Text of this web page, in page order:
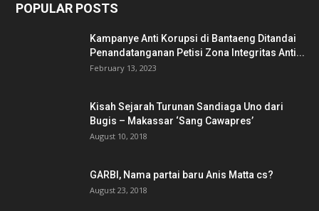
POPULAR POSTS
Kampanye Anti Korupsi di Bantaeng Ditandai
Penandatanganan Petisi Zona Integritas Anti...
February 13, 2023
Kisah Sejarah Turunan Sandiaga Uno dari
Bugis – Makassar ‘Sang Cawapres’
August 10, 2018
GARBI, Nama partai baru Anis Matta cs?
August 23, 2018